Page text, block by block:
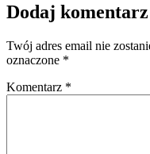
Dodaj komentarz
Twój adres email nie
oznaczone *
Komentarz *